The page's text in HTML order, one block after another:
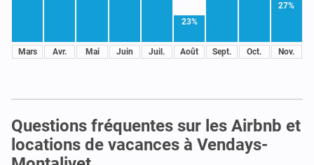
Mars Avr. Mai Juin Juil.
23%
Août Sept. Oct.
27%
Nov.
Questions fréquentes sur les Airbnb et
locations de vacances à Vendays-